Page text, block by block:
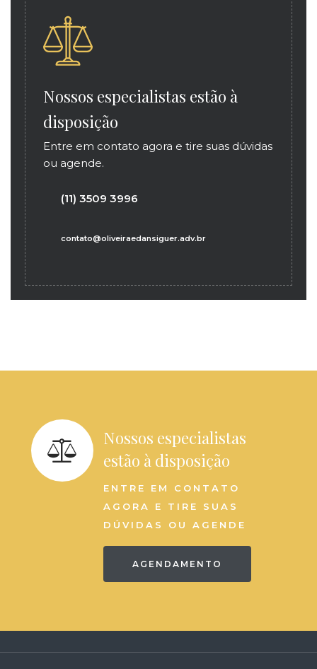
Nossos especialistas estão à
disposição
Entre em contato agora e tire suas dúvidas
ou agende.
(11) 3509 3996
contato@oliveiraedansiguer.adv.br
Nossos especialistas
estão à disposição
ENTRE EM CONTATO
AGORA E TIRE SUAS
DÚVIDAS OU AGENDE
AGENDAMENTO